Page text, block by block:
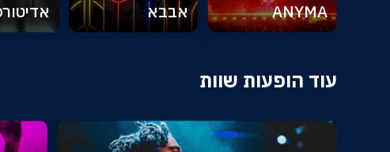
ANYMA אבבא
עוד הופעות שוות